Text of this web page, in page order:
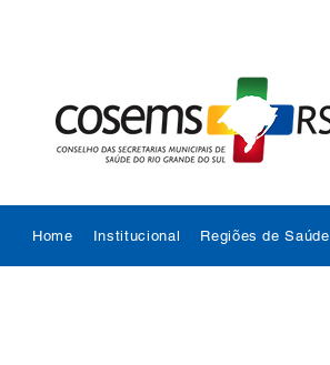
Home Institucional Regiões de Saúde